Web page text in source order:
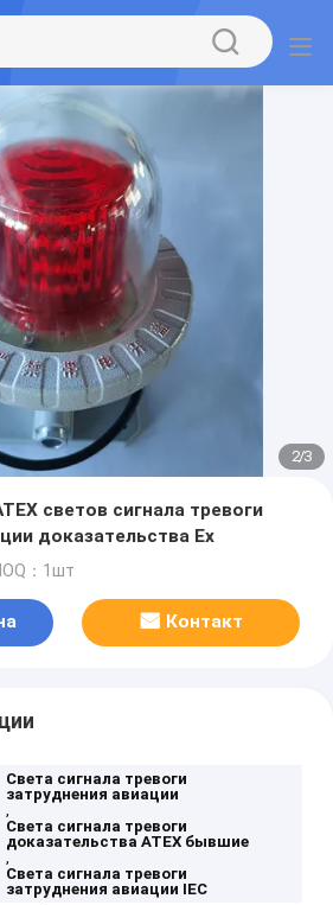
2/3
светов сигнала тревоги
доказательства Ex
：1шт
Контакт
Света сигнала тревоги
затруднения авиации
,
Света сигнала тревоги
доказательства ATEX бывшие
,
Света сигнала тревоги
затруднения авиации IEC